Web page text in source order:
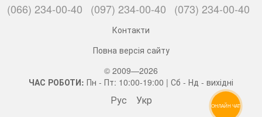
(066) 234-00-40 (097) 234-00-40 (073) 234-00-40
Контакти
Повна версія сайту
© 2009—2026
ЧАС РОБОТИ: Пн - Пт: 10:00-19:00 | Сб - Нд - вихідні
Рус Укр ОНЛАЙН ЧАТ